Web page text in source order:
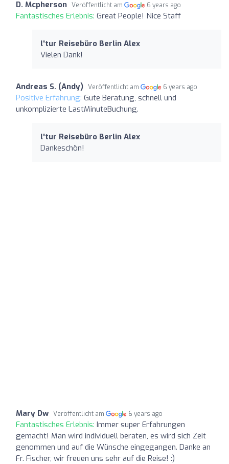
D. Mcpherson Veröffentlicht am 6 years ago
Fantastisches Erlebnis: Great People! Nice Staff
l'tur Reisebüro Berlin Alex
Vielen Dank!
Andreas S. (Andy) Veröffentlicht am 6 years ago
Positive Erfahrung: Gute Beratung, schnell und
unkomplizierte LastMinuteBuchung.
l'tur Reisebüro Berlin Alex
Dankeschön!
Mary Dw Veröffentlicht am 6 years ago
Fantastisches Erlebnis: Immer super Erfahrungen
gemacht! Man wird individuell beraten, es wird sich Zeit
genommen und auf die Wünsche eingegangen. Danke an
Fr. Fischer, wir freuen uns sehr auf die Reise! :)